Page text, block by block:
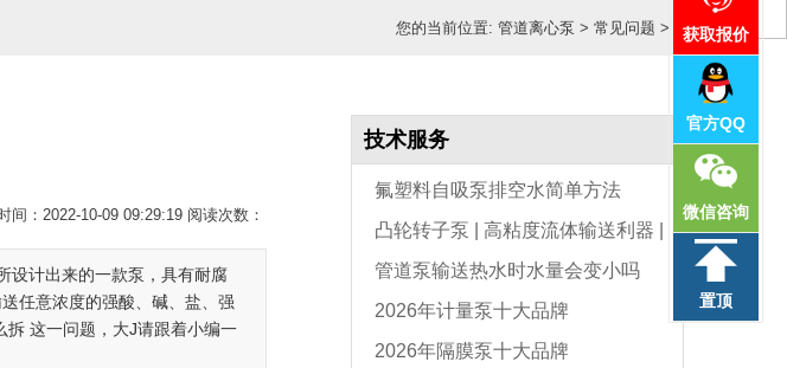
获取报价
官方QQ
微信咨询
置顶
您的当前位置:管道离心泵 >常见问题 >
：2022-10-09 09:29:19 阅读次数：
设计出来的一款泵，具有耐腐
任意浓度的强酸、碱、盐、强
这一问题，大J请跟着小编一
技术服务
氟塑料自吸泵排空水简单方法
凸轮转子泵 | 高粘度流体输送利器 |
选型与维护全指南
管道泵输送热水时水量会变小吗
2026年计量泵十大品牌
2026年隔膜泵十大品牌